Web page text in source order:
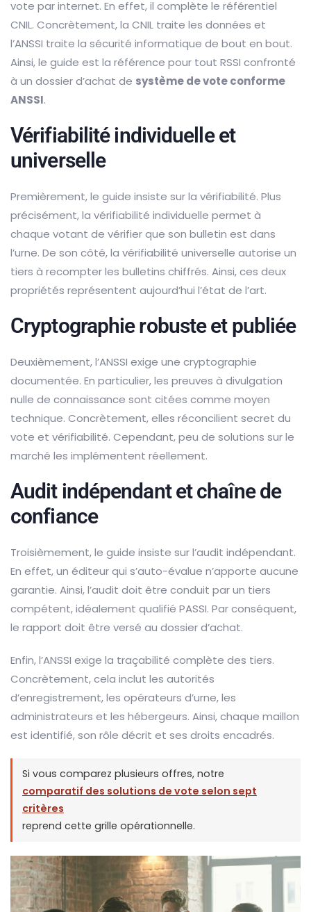
vote par internet. En effet, il complète le référentiel
CNIL. Concrètement, la CNIL traite les données et
l’ANSSI traite la sécurité informatique de bout en bout.
Ainsi, le guide est la référence pour tout RSSI confronté
à un dossier d’achat de système de vote conforme
ANSSI.
Vérifiabilité individuelle et
universelle
Premièrement, le guide insiste sur la vérifiabilité. Plus
précisément, la vérifiabilité individuelle permet à
chaque votant de vérifier que son bulletin est dans
l’urne. De son côté, la vérifiabilité universelle autorise un
tiers à recompter les bulletins chiffrés. Ainsi, ces deux
propriétés représentent aujourd’hui l’état de l’art.
Cryptographie robuste et publiée
Deuxièmement, l’ANSSI exige une cryptographie
documentée. En particulier, les preuves à divulgation
nulle de connaissance sont citées comme moyen
technique. Concrètement, elles réconcilient secret du
vote et vérifiabilité. Cependant, peu de solutions sur le
marché les implémentent réellement.
Audit indépendant et chaîne de
confiance
Troisièmement, le guide insiste sur l’audit indépendant.
En effet, un éditeur qui s’auto-évalue n’apporte aucune
garantie. Ainsi, l’audit doit être conduit par un tiers
compétent, idéalement qualifié PASSI. Par conséquent,
le rapport doit être versé au dossier d’achat.
Enfin, l’ANSSI exige la traçabilité complète des tiers.
Concrètement, cela inclut les autorités
d’enregistrement, les opérateurs d’urne, les
administrateurs et les hébergeurs. Ainsi, chaque maillon
est identifié, son rôle décrit et ses droits encadrés.
Si vous comparez plusieurs offres, notre
comparatif des solutions de vote selon sept
critères
reprend cette grille opérationnelle.